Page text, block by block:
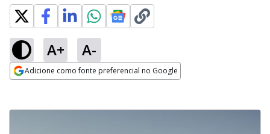
A+ A-
Adicione como fonte preferencial no Google